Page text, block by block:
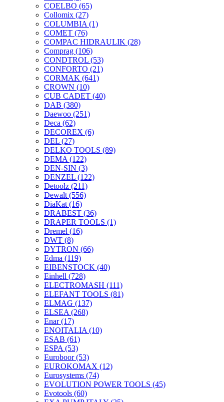
COELBO (65)
Collomix (27)
COLUMBIA (1)
COMET (76)
COMPAC HIDRAULIK (28)
Comprag (106)
CONDTROL (53)
CONFORTO (21)
CORMAK (641)
CROWN (10)
CUB CADET (40)
DAB (380)
Daewoo (251)
Deca (62)
DECOREX (6)
DEL (27)
DELKO TOOLS (89)
DEMA (122)
DEN-SIN (3)
DENZEL (122)
Detoolz (211)
Dewalt (556)
DiaKat (16)
DRABEST (36)
DRAPER TOOLS (1)
Dremel (16)
DWT (8)
DYTRON (66)
Edma (119)
EIBENSTOCK (40)
Einhell (728)
ELECTROMASH (111)
ELEFANT TOOLS (81)
ELMAG (137)
ELSEA (268)
Enar(17)
ENOITALIA (10)
ESAB (61)
ESPA (53)
Euroboor(53)
EUROKOMAX (12)
Eurosystems (74)
EVOLUTION POWER TOOLS (45)
Evotools (60)